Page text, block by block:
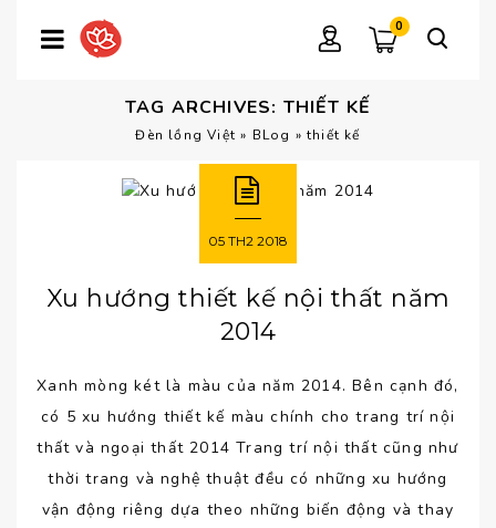
0
TAG ARCHIVES: THIẾT KẾ
Đèn lồng Việt » BLog »thiết kế
05 TH2 2018
Xu hướng thiết kế nội thất năm
2014
Xanh mòng két là màu của năm 2014. Bên cạnh đó,
có 5 xu hướng thiết kế màu chính cho trang trí nội
thất và ngoại thất 2014 Trang trí nội thất cũng như
thời trang và nghệ thuật đều có những xu hướng
vận động riêng dựa theo những biến động và thay